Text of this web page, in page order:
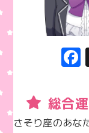
c
総合運
さそり座のあな